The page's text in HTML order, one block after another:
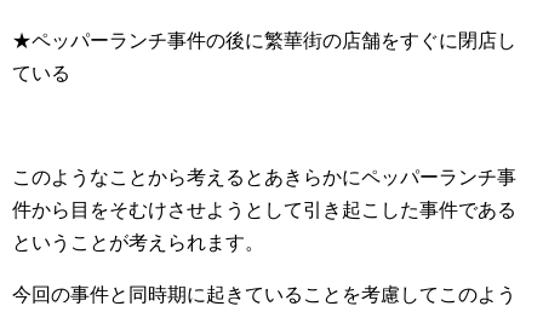
★ペッパーランチ事件の後に繁華街の店舗をすぐに閉店し
ている
このようなことから考えるとあきらかにペッパーランチ事
件から目をそむけさせようとして引き起こした事件である
ということが考えられます。
今回の事件と同時期に起きていることを考慮してこのよう